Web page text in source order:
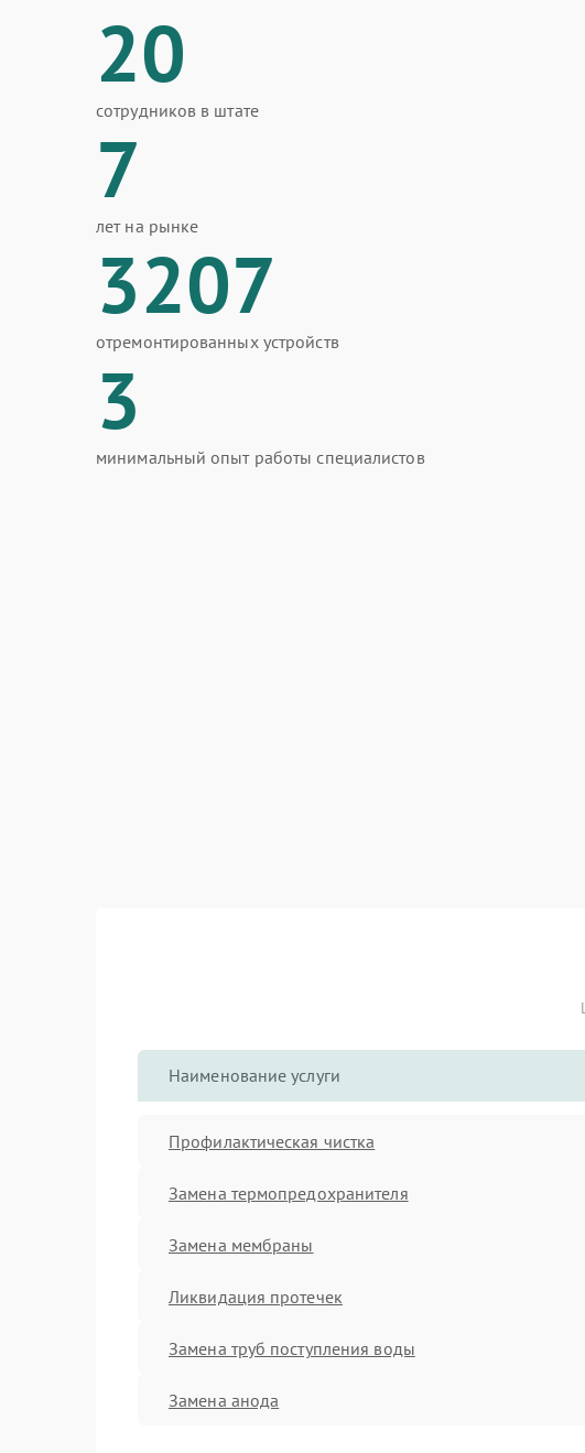
20
сотрудников в штате
7
лет на рынке
3207
отремонтированных устройств
3
минимальный опыт работы специалистов
Наименование услуги
Профилактическая чистка
Замена термопредохранителя
Замена мембраны
Ликвидация протечек
Замена труб поступления воды
Замена анода